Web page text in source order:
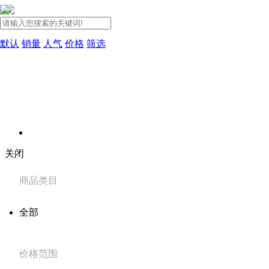
默认 销量 人气 价格 筛选
关闭
商品类目
全部
价格范围